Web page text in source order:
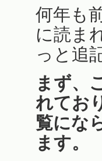
何年も
に読ま
っと追
まず、
れてお
覧にな
ます。